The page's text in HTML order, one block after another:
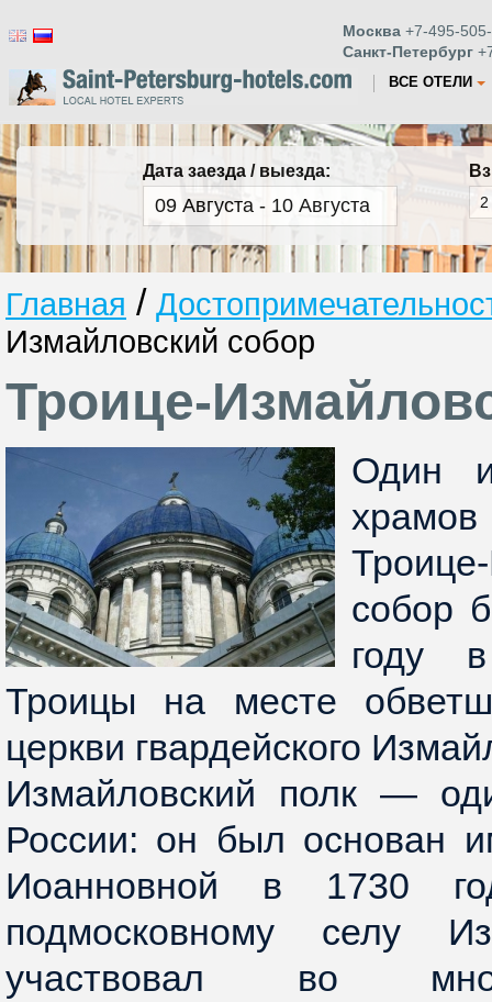
Москва +7-495-
Санкт-Петербург
ВСЕ ОТЕЛИ
Дата заезда / выезда:
Главная /
Измайловский собор
Троице-
Один
собор
году
Троицы на месте
церкви гвардейского
Измайловский полк —
России: он был основан
Иоанновной в 1730
подмосковному селу
участвовал во